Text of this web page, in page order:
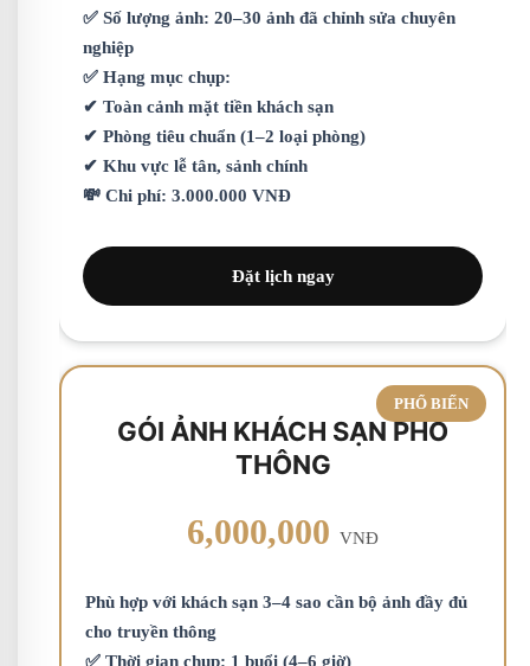
✅ Số lượng ảnh: 20–30 ảnh đã chỉnh sửa chuyên
nghiệp
✅ Hạng mục chụp:
✔ Toàn cảnh mặt tiền khách sạn
✔ Phòng tiêu chuẩn (1–2 loại phòng)
✔ Khu vực lễ tân, sảnh chính
💸 Chi phí: 3.000.000 VNĐ
Đặt lịch ngay
PHỔ BIẾN
GÓI ẢNH KHÁCH SẠN PHỔ
THÔNG
6,000,000 VNĐ
Phù hợp với khách sạn 3–4 sao cần bộ ảnh đầy đủ
cho truyền thông
✅ Thời gian chụp: 1 buổi (4–6 giờ)